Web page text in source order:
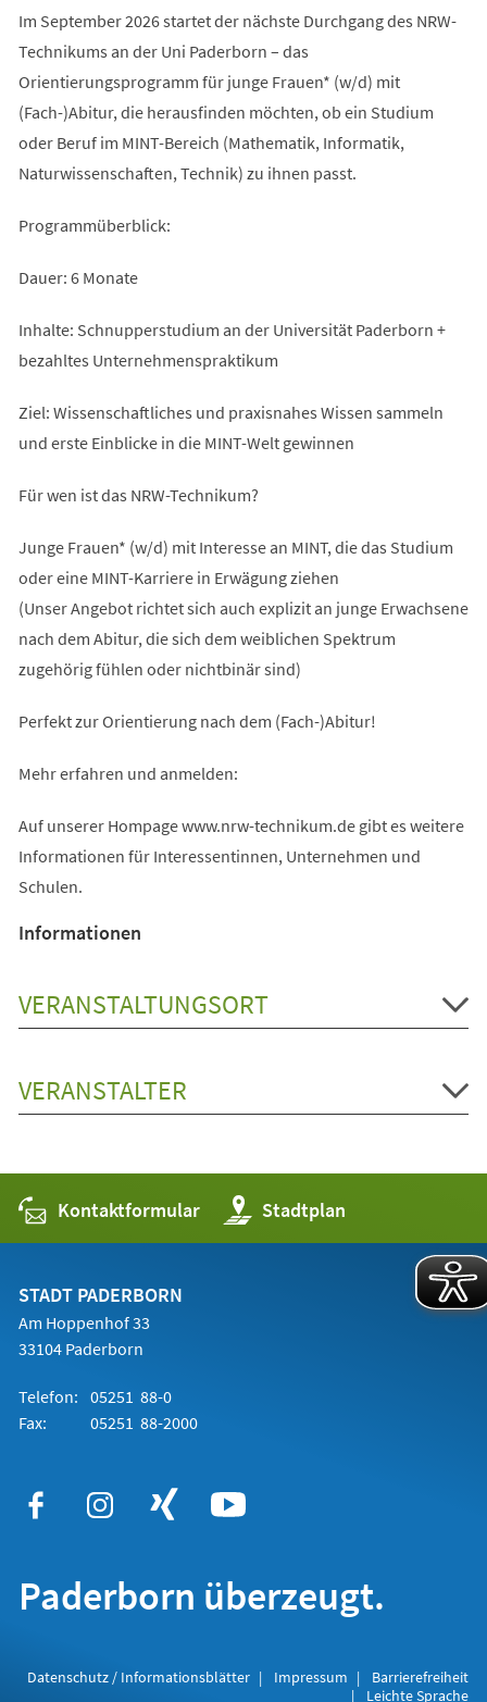
Im September 2026 startet der nächste Durchgang des NRW-
Technikums an der Uni Paderborn – das
Orientierungsprogramm für junge Frauen* (w/d) mit
(Fach-)Abitur, die herausfinden möchten, ob ein Studium
oder Beruf im MINT-Bereich (Mathematik, Informatik,
Naturwissenschaften, Technik) zu ihnen passt.
Programmüberblick:
Dauer: 6 Monate
Inhalte: Schnupperstudium an der Universität Paderborn +
bezahltes Unternehmenspraktikum
Ziel: Wissenschaftliches und praxisnahes Wissen sammeln
und erste Einblicke in die MINT-Welt gewinnen
Für wen ist das NRW-Technikum?
Junge Frauen* (w/d) mit Interesse an MINT, die das Studium
oder eine MINT-Karriere in Erwägung ziehen
(Unser Angebot richtet sich auch explizit an junge Erwachsene
nach dem Abitur, die sich dem weiblichen Spektrum
zugehörig fühlen oder nichtbinär sind)
Perfekt zur Orientierung nach dem (Fach-)Abitur!
Mehr erfahren und anmelden:
Auf unserer Hompage www.nrw-technikum.de gibt es weitere
Informationen für Interessentinnen, Unternehmen und
Schulen.
Informationen
VERANSTALTUNGSORT
VERANSTALTER
Kontaktformular Stadtplan
(Öffnet
in
einem
STADT PADERBORN
Am Hoppenhof 33
33104 Paderborn
Telefon: 05251 88-0
Fax:
05251 88-2000
Paderborn überzeugt.
Datenschutz / Informationsblätter Impressum
Barrierefreiheit
Leichte Sprache